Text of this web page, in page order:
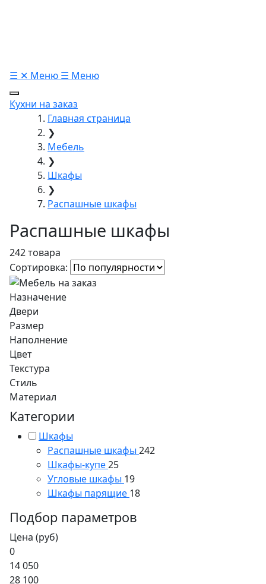
☰ ✕ Меню ☰ Меню
Кухни на заказ
Главная страница
❯
Мебель
❯
Шкафы
❯
Распашные шкафы
Распашные шкафы
242 товара
Сортировка:
Назначение
Двери
Размер
Наполнение
Цвет
Текстура
Стиль
Материал
Категории
Шкафы
Распашные шкафы 242
Шкафы-купе25
Угловые шкафы 19
Шкафы парящие 18
Подбор параметров
Цена (руб)
0
14 050
28 100